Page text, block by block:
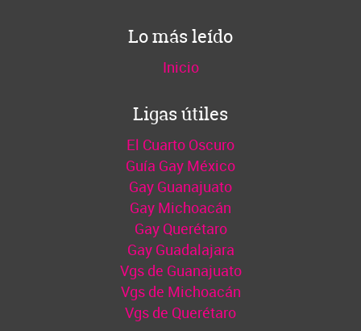
Lo más leído
Inicio
Ligas útiles
El Cuarto Oscuro
Guía Gay México
Gay Guanajuato
Gay Michoacán
Gay Querétaro
Gay Guadalajara
Vgs de Guanajuato
Vgs de Michoacán
Vgs de Querétaro